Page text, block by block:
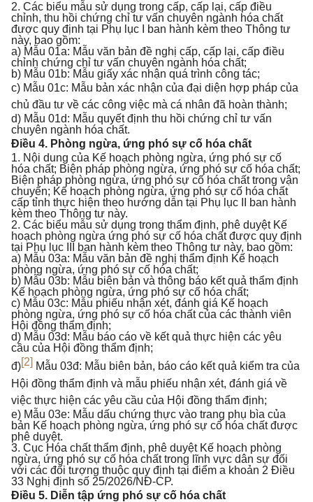
2. Các biểu mẫu sử dụng trong cấp, cấp lại, cấp điều
chỉnh, thu hồi chứng chỉ tư vấn chuyên ngành hóa chất
được quy định tại Phụ lục I ban hành kèm theo Thông tư
này, bao gồm:
a) Mẫu 01a: Mẫu văn bản đề nghị cấp, cấp lại, cấp điều
chỉnh chứng chỉ tư vấn chuyên ngành hóa chất;
b) Mẫu 01b: Mẫu giấy xác nhận quá trình công tác;
c) Mẫu 01c: Mẫu bản xác nhận của đại diện hợp pháp của
chủ đầu tư về các công việc mà cá nhân đã hoàn thành;
d) Mẫu 01d: Mẫu quyết định thu hồi chứng chỉ tư vấn
chuyên ngành hóa chất.
Điều 4. Phòng ngừa, ứng phó sự cố hóa chất
1. Nội dung của Kế hoạch phòng ngừa, ứng phó sự cố
hóa chất; Biện pháp phòng ngừa, ứng phó sự cố hóa chất;
Biện pháp phòng ngừa, ứng phó sự cố hóa chất trong vận
chuyển; Kế hoạch phòng ngừa, ứng phó sự cố hóa chất
cấp tỉnh thực hiện theo hướng dẫn tại Phụ lục II ban hành
kèm theo Thông tư này.
2. Các biểu mẫu sử dụng trong thẩm định, phê duyệt Kế
hoạch phòng ngừa ứng phó sự cố hóa chất được quy định
tại Phụ lục III ban hành kèm theo Thông tư này, bao gồm:
a) Mẫu 03a: Mẫu văn bản đề nghị thẩm định Kế hoạch
phòng ngừa, ứng phó sự cố hóa chất;
b) Mẫu 03b: Mẫu biên bản và thông báo kết quả thẩm định
Kế hoạch phòng ngừa, ứng phó sự cố hóa chất;
c) Mẫu 03c: Mẫu phiếu nhận xét, đánh giá Kế hoạch
phòng ngừa, ứng phó sự cố hóa chất của các thành viên
Hội đồng thẩm định;
d) Mẫu 03d: Mẫu báo cáo về kết quả thực hiện các yêu
cầu của Hội đồng thẩm định;
đ)[2] Mẫu 03đ: Mẫu biên bản, báo cáo kết quả kiểm tra của
Hội đồng thẩm định và mẫu phiếu nhận xét, đánh giá về
việc thực hiện các yêu cầu của Hội đồng thẩm định;
e) Mẫu 03e: Mẫu dấu chứng thực vào trang phụ bìa của
bản Kế hoạch phòng ngừa, ứng phó sự cố hóa chất được
phê duyệt.
3. Cục Hóa chất thẩm định, phê duyệt Kế hoạch phòng
ngừa, ứng phó sự cố hóa chất trong lĩnh vực dân sự đối
với các đối tượng thuộc quy định tại điểm a khoản 2 Điều
33 Nghị định số 25/2026/NĐ-CP.
Điều 5. Diễn tập ứng phó sự cố hóa chất